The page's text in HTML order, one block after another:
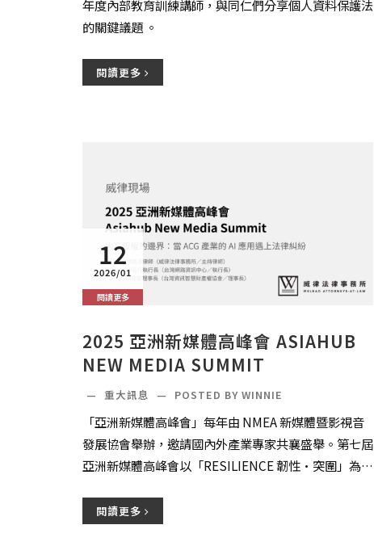
年度內部教育訓練講師，與同仁們分享個人資料保護法
的關鍵議題 。
閱讀更多
12
2026/01
閱讀更多
2025 亞洲新媒體高峰會 ASIAHUB
NEW MEDIA SUMMIT
— 重大訊息 — POSTED BY WINNIE
「亞洲新媒體高峰會」每年由 NMEA 新媒體暨影視音
發展協會舉辦，邀請國內外產業專家共襄盛舉。第七屆
亞洲新媒體高峰會以「RESILIENCE 韌性·突圍」為主
閱讀更多